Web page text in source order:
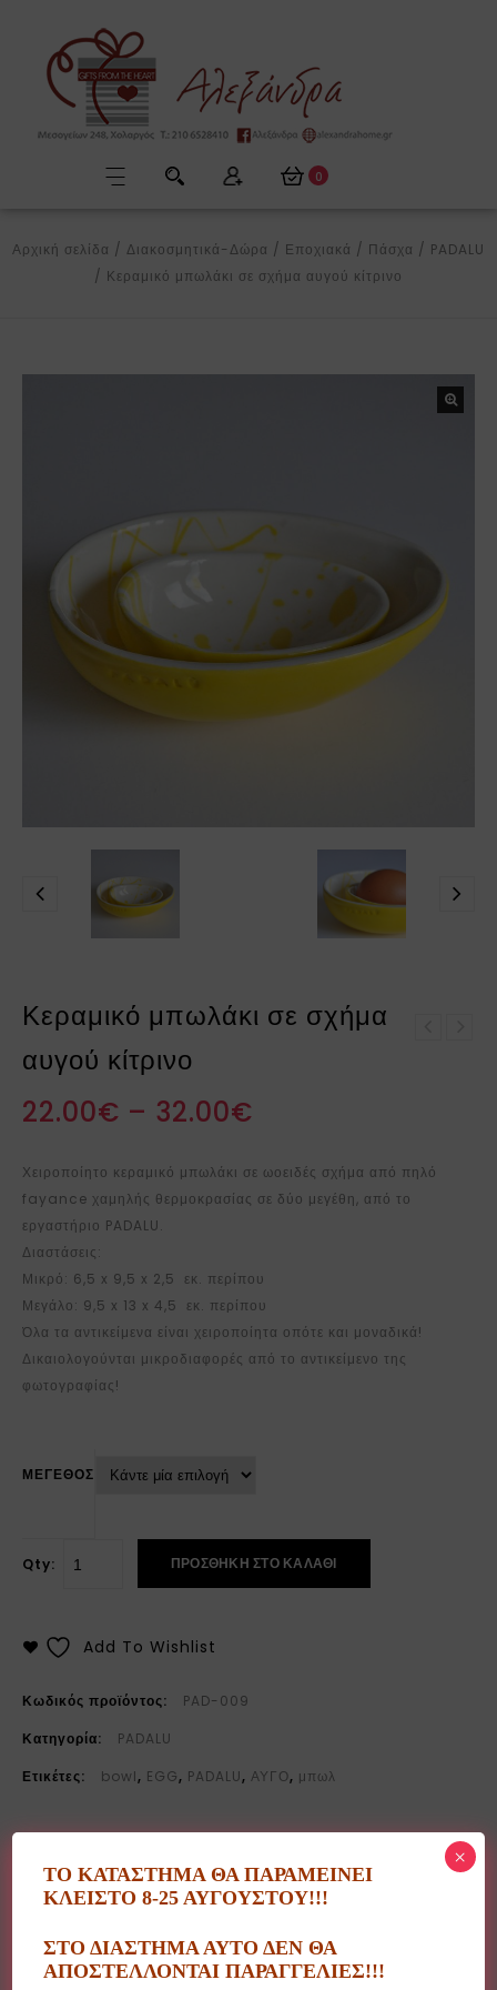
0
Αρχική σελίδα / Διακοσμητικά-Δώρα / Εποχιακά / Πάσχα / PADALU
/ Κεραμικό μπωλάκι σε σχήμα αυγού κίτρινο
Κεραμικό μπωλάκι σε σχήμα
αυγού κίτρινο
22.00€ – 32.00€
Χειροποίητο κεραμικό μπωλάκι σε ωοειδές σχήμα από πηλό
fayance χαμηλής θερμοκρασίας σε δύο μεγέθη, από το
εργαστήριο PADALU.
Διαστάσεις:
Μικρό: 6,5 x 9,5 x 2,5 εκ. περίπου
Μεγάλο: 9,5 x 13 x 4,5 εκ. περίπου
Όλα τα αντικείμενα είναι χειροποίητα οπότε και μοναδικά!
Δικαιολογούνται μικροδιαφορές από το αντικείμενο της
φωτογραφίας!
ΜΕΓΕΘΟΣ
Qty: ΠΡΟΣΘΉΚΗ ΣΤΟ ΚΑΛΆΘΙ
Add To Wishlist
Κωδικός προϊόντος:
PAD-009
Κατηγορία:
PADALU
Ετικέτες:
bowl, EGG, PADALU, ΑΥΓΟ, μπωλ
Επιπλέον πληροφορίες
ΤΟ ΚΑΤΑΣΤΗΜΑ ΘΑ ΠΑΡΑΜΕΙΝΕΙ
ΚΛΕΙΣΤΟ 8-25 ΑΥΓΟΥΣΤΟΥ!!!
ΣΤΟ ΔΙΑΣΤΗΜΑ ΑΥΤΟ ΔΕΝ ΘΑ
ΑΠΟΣΤΕΛΛΟΝΤΑΙ ΠΑΡΑΓΓΕΛΙΕΣ!!!
×